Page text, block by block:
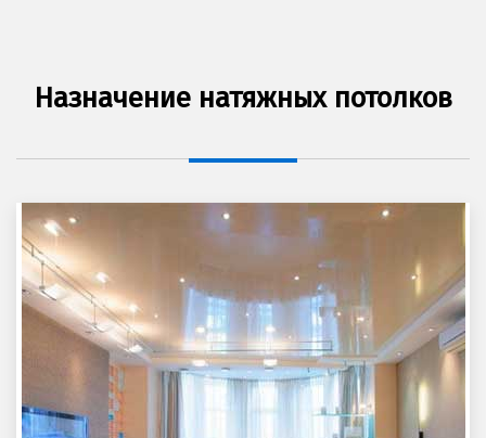
Назначение натяжных потолков